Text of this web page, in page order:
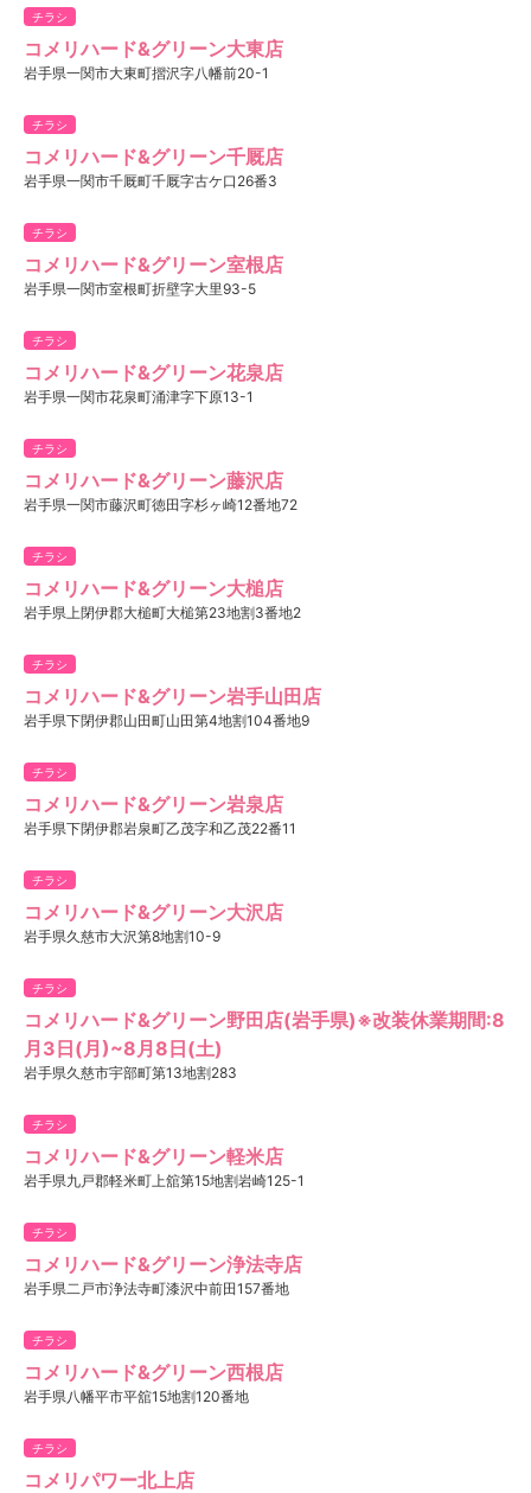
チラシ
コメリハード&グリーン大東店
岩手県一関市大東町摺沢字八幡前20-1
チラシ
コメリハード&グリーン千厩店
岩手県一関市千厩町千厩字古ケ口26番3
チラシ
コメリハード&グリーン室根店
岩手県一関市室根町折壁字大里93-5
チラシ
コメリハード&グリーン花泉店
岩手県一関市花泉町涌津字下原13-1
チラシ
コメリハード&グリーン藤沢店
岩手県一関市藤沢町徳田字杉ヶ崎12番地72
チラシ
コメリハード&グリーン大槌店
岩手県上閉伊郡大槌町大槌第23地割3番地2
チラシ
コメリハード&グリーン岩手山田店
岩手県下閉伊郡山田町山田第4地割104番地9
チラシ
コメリハード&グリーン岩泉店
岩手県下閉伊郡岩泉町乙茂字和乙茂22番11
チラシ
コメリハード&グリーン大沢店
岩手県久慈市大沢第8地割10-9
チラシ
コメリハード&グリーン野田店(岩手県)※改装休業期間:8
月3日(月)~8月8日(土)
岩手県久慈市宇部町第13地割283
チラシ
コメリハード&グリーン軽米店
岩手県九戸郡軽米町上舘第15地割岩崎125-1
チラシ
コメリハード&グリーン浄法寺店
岩手県二戸市浄法寺町漆沢中前田157番地
チラシ
コメリハード&グリーン西根店
岩手県八幡平市平舘15地割120番地
チラシ
コメリパワー北上店